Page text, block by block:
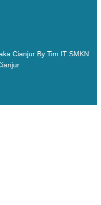
Cianjur By Tim IT SMKN